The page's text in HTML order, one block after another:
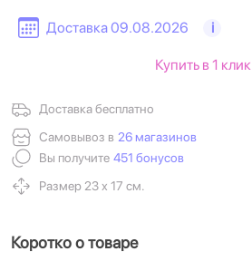
Доставка 09.08.2026 i
Доставка бесплатно
Самовывоз в 26 магазинов
Вы получите 451 бонусов
Размер 23 х 17 см.
Купить в 1 клик
Коротко о товаре